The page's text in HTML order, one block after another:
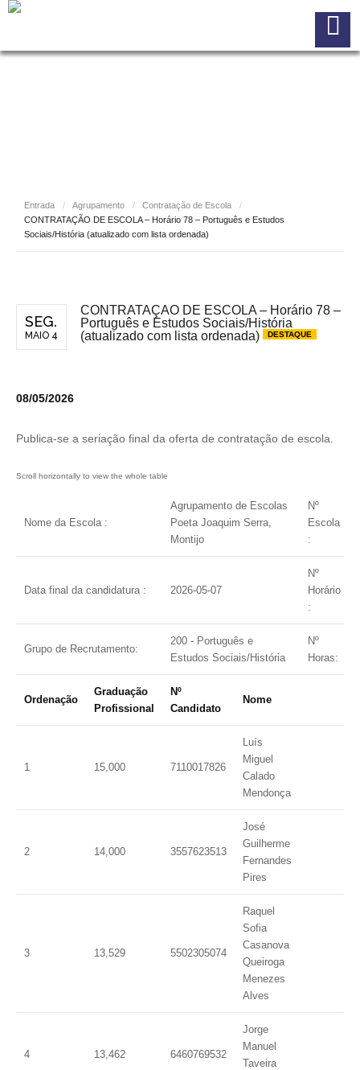
Entrada / Agrupamento / Contratação de Escola
/
CONTRATAÇÃO DE ESCOLA – Horário 78 – Português e Estudos
Sociais/História (atualizado com lista ordenada)
SEG.
MAIO 4
CONTRATAÇÃO DE ESCOLA – Horário 78 –
Português e Estudos Sociais/História
(atualizado com lista ordenada)
DESTAQUE
08/05/2026
Publica-se a seriação final da oferta de contratação de escola.
Nome da Escola :
Agrupamento de Escolas
Poeta Joaquim Serra,
Montijo
Nº
Escola
:
Data final da candidatura : 2026-05-07
Nº
Horário
:
Grupo de Recrutamento:
200 - Português e
Estudos Sociais/História
Nº
Horas:
Ordenação
Graduação
Profissional
Nº
Candidato
Nome
1 15,000 7110017826
Luís
Miguel
Calado
Mendonça
2 14,000 3557623513
José
Guilherme
Fernandes
Pires
3 13,529 5502305074
Raquel
Sofia
Casanova
Queiroga
Menezes
Alves
4 13,462 6460769532
Jorge
Manuel
Taveira